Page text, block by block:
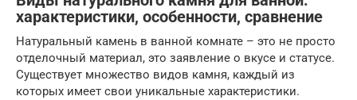
характеристики, особенности, сравнение
Натуральный камень в ванной комнате – это не просто
отделочный материал, это заявление о вкусе и статусе.
Существует множество видов камня, каждый из
которых имеет свои уникальные характеристики.